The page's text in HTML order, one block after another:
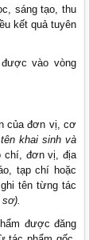
sáng tạo, thu
kết quả tuyên
vào vòng
của đơn vị, cơ
khai sinh và
chí, đơn vị, địa
tạp chí hoặc
tên từng tác
được đăng